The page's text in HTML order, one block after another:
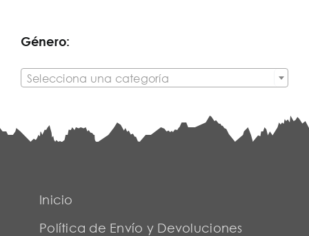
Género:
Selecciona una categoría
Inicio
Política de Envío y Devoluciones